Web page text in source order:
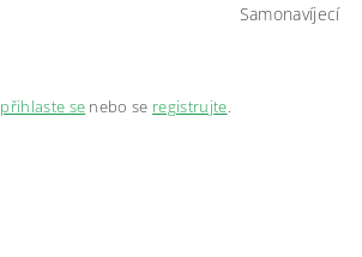
Samonavíjecí
přihlaste se nebo se registrujte.